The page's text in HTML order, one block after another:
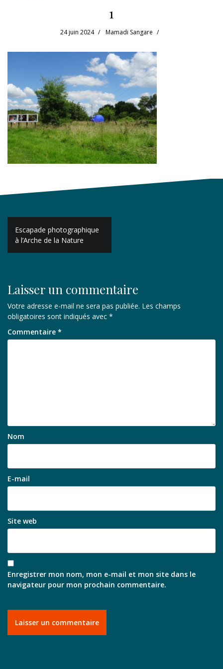
1
24 juin 2024 Mamadi Sangare
Navigation
de
l’article
Escapade photographique
à l’Arche de la Nature
Laisser un commentaire
Votre adresse e-mail ne sera pas publiée. Les champs
obligatoires sont indiqués avec *
Commentaire *
Nom
E-mail
Site web
Enregistrer mon nom, mon e-mail et mon site dans le
navigateur pour mon prochain commentaire.